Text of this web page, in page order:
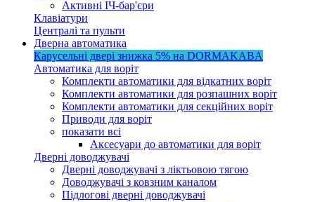
Активні ІЧ-бар'єри
Клавіатури
Централі та пульти
Дверна автоматика
Карусельні двері знижка 5% на DORMAKABA
Автоматика для воріт
Комплекти автоматики для відкатних воріт
Комплекти автоматики для розпашних воріт
Комплекти автоматики для секційних воріт
Приводи для воріт
показати всі
Аксесуари до автоматики для воріт
Дверні доводжувачі
Дверні доводжувачі з ліктьовою тягою
Доводжувачі з ковзним каналом
Підлогові дверні доводжувачі